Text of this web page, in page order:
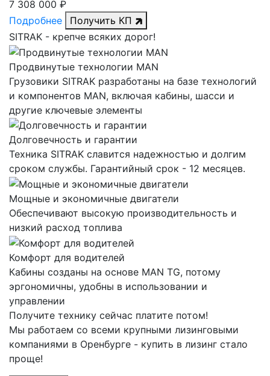
7 308 000 ₽
Подробнее
Получить КП
SITRAK - крепче всяких дорог!
Продвинутые технологии MAN
Грузовики SITRAK разработаны на базе технологий
и компонентов MAN, включая кабины, шасси и
другие ключевые элементы
Долговечность и гарантии
Техника SITRAK славится надежностью и долгим
сроком службы. Гарантийный срок - 12 месяцев.
Мощные и экономичные двигатели
Обеспечивают высокую производительность и
низкий расход топлива
Комфорт для водителей
Кабины созданы на основе MAN TG, потому
эргономичны, удобны в использовании и
управлении
Получите технику сейчас платите потом!
Мы работаем со всеми крупными лизинговыми
компаниями в Оренбурге - купить в лизинг стало
проще!